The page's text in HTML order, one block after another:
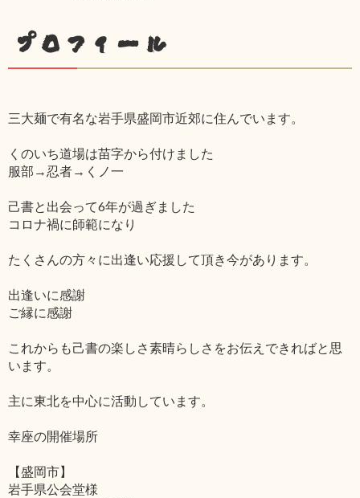
プロフィール
三大麺で有名な岩手県盛岡市近郊に住んでいます。
くのいち道場は苗字から付けました
服部→忍者→くノ一
己書と出会って6年が過ぎました
コロナ禍に師範になり
たくさんの方々に出逢い応援して頂き今があります。
出逢いに感謝
ご縁に感謝
これからも己書の楽しさ素晴らしさをお伝えできればと思
います。
主に東北を中心に活動しています。
幸座の開催場所
【盛岡市】
岩手県公会堂様